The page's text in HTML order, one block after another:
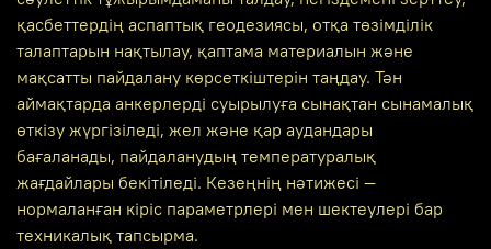
қасбеттердің аспаптық геодезиясы, отқа төзімділік
талаптарын нақтылау, қаптама материалын және
мақсатты пайдалану көрсеткіштерін таңдау. Тән
аймақтарда анкерлерді суырылуға сынақтан сынамалық
өткізу жүргізіледі, жел және қар аудандары
бағаланады, пайдаланудың температуралық
жағдайлары бекітіледі. Кезеңнің нәтижесі —
нормаланған кіріс параметрлері мен шектеулері бар
техникалық тапсырма.